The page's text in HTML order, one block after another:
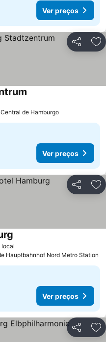
Ver preços
Partilhar
de Hamburgo
Ver preços
Partilhar
local
Hauptbahnhof Nord Metro Station
Ver preços
Partilhar